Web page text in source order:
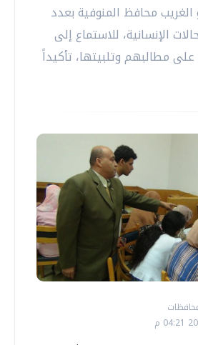
الغريب محافظ المنوفية بعدد
الإنسانية، للاستماع إلى
مطالبهم وتلبيتها، تأكيداً